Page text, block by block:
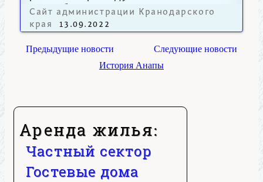
Аренда жилья:
Частный сектор
Гостевые дома
сентября.
Сайт администрации Кранодарского
края
13.09.2022
Предыдущие новости
Следующие новости
История Анапы